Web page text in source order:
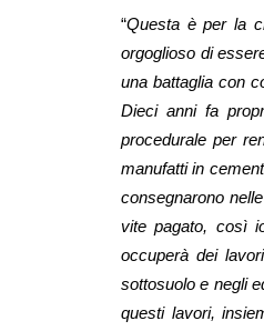
“Questa è per la
orgoglioso di
una battaglia con
Dieci anni fa
procedurale per
manufatti in
consegnarono
vite pagato, così
occuperà dei
sottosuolo e negli
questi lavori,